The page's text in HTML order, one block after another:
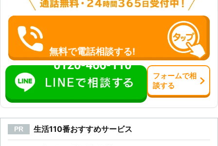
無料で電話相談する!
0120-466-110
フォームで相
談する
PR 生活110番おすすめサービス